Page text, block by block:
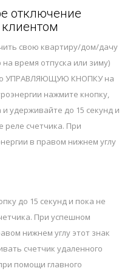
отключение
клиентом
свою квартиру/дом/дачу
время отпуска или зиму)
УПРАВЛЯЮЩУЮ КНОПКУ на
нажмите кнопку,
удерживайте до 15 секунд и
реле счетчика. При
в правом нижнем углу
до 15 секунд и пока не
При успешном
нижнем углу этот знак
счетчик удаленного
помощи главного